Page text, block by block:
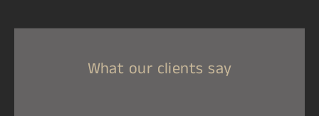
What our clients say